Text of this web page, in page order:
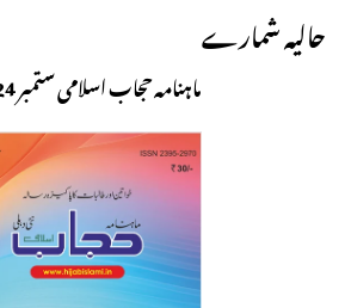
حالیہ شمارے
ماہنامہ حجاب اسلامی ستمبر 2024